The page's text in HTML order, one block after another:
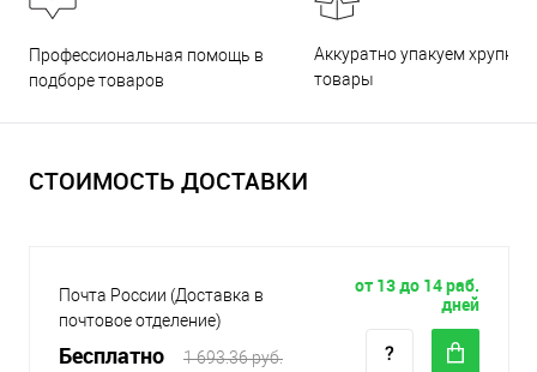
Профессиональная помощь в
подборе товаров
Аккуратно упакуем хрупкие
товары
СТОИМОСТЬ ДОСТАВКИ
Почта России (Доставка в
почтовое отделение)
Бесплатно 1 693.36 руб.
от 13 до 14 раб.
дней